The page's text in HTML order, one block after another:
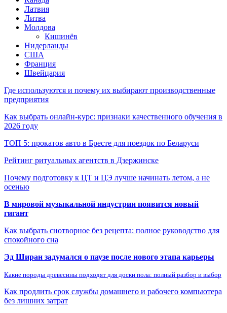
Латвия
Литва
Молдова
Кишинёв
Нидерланды
США
Франция
Швейцария
Где используются и почему их выбирают производственные
предприятия
Как выбрать онлайн-курс: признаки качественного обучения в
2026 году
ТОП 5: прокатов авто в Бресте для поездок по Беларуси
Рейтинг ритуальных агентств в Дзержинске
Почему подготовку к ЦТ и ЦЭ лучше начинать летом, а не
осенью
В мировой музыкальной индустрии появится новый
гигант
Как выбрать снотворное без рецепта: полное руководство для
спокойного сна
Эд Ширан задумался о паузе после нового этапа карьеры
Какие породы древесины подходят для доски пола: полный разбор и выбор
Как продлить срок службы домашнего и рабочего компьютера
без лишних затрат